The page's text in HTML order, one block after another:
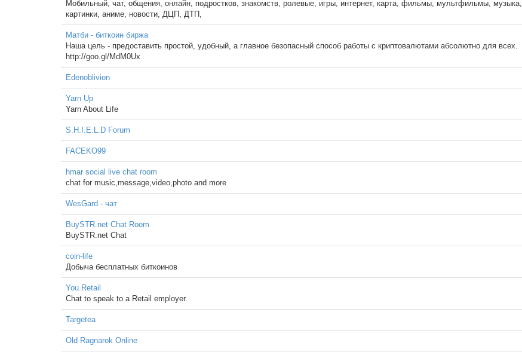
Мобильный, чат, общения, онлайн, подростков, знакомств, ролевые, игры, интернет, карта, фильмы, мультфильмы, музыка,
картинки, аниме, новости, ДЦП, ДТП,
Матби - биткоин биржа
Наша цель - предоставить простой, удобный, а главное безопасный способ работы с криптовалютами абсолютно для всех.
http://goo.gl/MdM0Ux
Edenoblivion
Yarn Up
Yarn About Life
S.H.I.E.L.D Forum
FACEKO99
hmar social live chat room
chat for music,message,video,photo and more
WesGard - чат
BuySTR.net Chat Room
BuySTR.net Chat
coin-life
Добыча бесплатных биткоинов
You.Retail
Chat to speak to a Retail employer.
Targetea
Old Ragnarok Online